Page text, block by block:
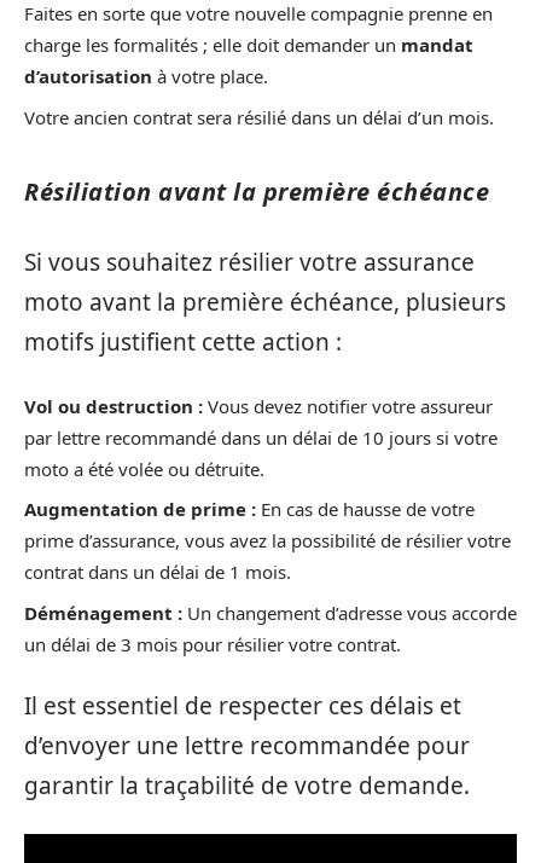
Faites en sorte que votre nouvelle compagnie prenne en
charge les formalités ; elle doit demander un mandat
d’autorisation à votre place.
Votre ancien contrat sera résilié dans un délai d’un mois.
Résiliation avant la première échéance
Si vous souhaitez résilier votre assurance
moto avant la première échéance, plusieurs
motifs justifient cette action :
Vol ou destruction : Vous devez notifier votre assureur
par lettre recommandé dans un délai de 10 jours si votre
moto a été volée ou détruite.
Augmentation de prime : En cas de hausse de votre
prime d’assurance, vous avez la possibilité de résilier votre
contrat dans un délai de 1 mois.
Déménagement : Un changement d’adresse vous accorde
un délai de 3 mois pour résilier votre contrat.
Il est essentiel de respecter ces délais et
d’envoyer une lettre recommandée pour
garantir la traçabilité de votre demande.